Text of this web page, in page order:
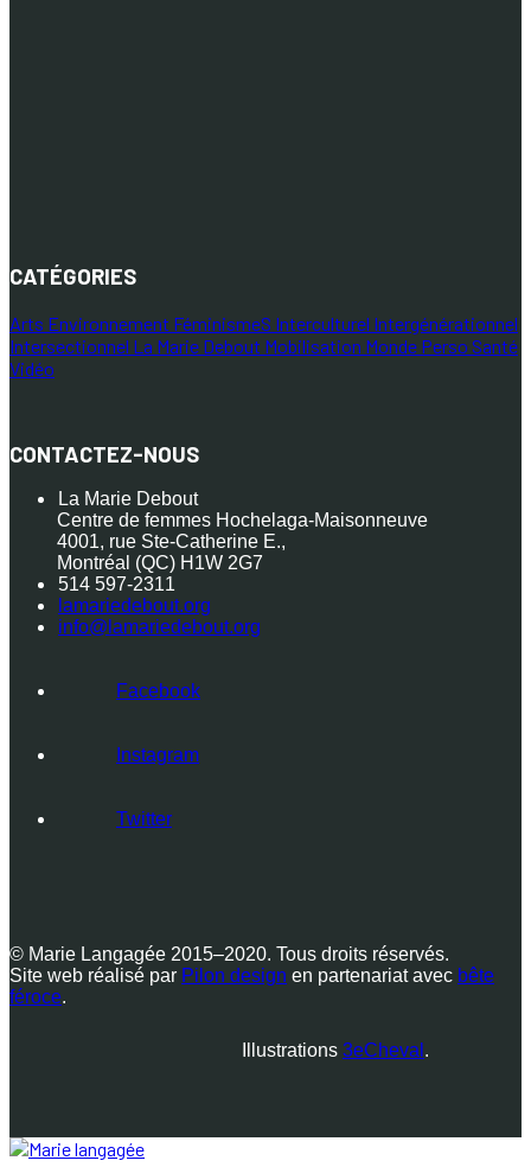
CATÉGORIES
Arts Environnement FéminismeS Interculturel Intergénérationnel
Intersectionnel La Marie Debout Mobilisation Monde Perso Santé
Vidéo
CONTACTEZ-NOUS
La Marie Debout
Centre de femmes Hochelaga-Maisonneuve
4001, rue Ste-Catherine E.,
Montréal (QC) H1W 2G7
514 597-2311
lamariedebout.org
info@lamariedebout.org
Facebook
Instagram
Twitter
© Marie Langagée 2015–2020. Tous droits réservés.
Site web réalisé par Pilon design en partenariat avec bête
féroce.
Illustrations 3eCheval .